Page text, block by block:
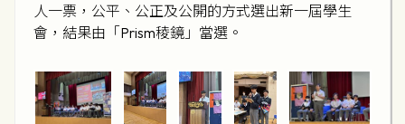
人一票，公平、公正及公開的方式選出新一屆學生
會，結果由「Prism稜鏡」當選。